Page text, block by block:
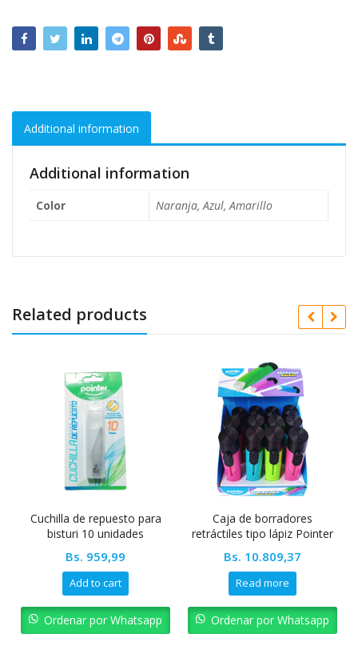
Additional information
Additional information
Color Naranja, Azul, Amarillo
Related products
Cuchilla de repuesto para
bisturi 10 unidades
Bs.959,99
Add to cart
Ordenar por Whatsapp
Caja de borradores
retráctiles tipo lápiz Pointer
Bs.10.809,37
Read more
Ordenar por Whatsapp